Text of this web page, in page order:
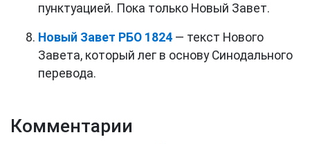
пунктуацией. Пока только Новый Завет.
Новый Завет РБО 1824 — текст Нового
Завета, который лег в основу Синодального
перевода.
Комментарии